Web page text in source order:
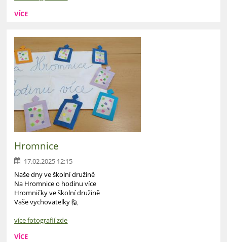
VÍCE
Hromnice
17.02.2025 12:15
Naše dny ve školní družině
Na Hromnice o hodinu více
Hromničky ve školní družině
Vaše vychovatelky 🙋
více fotografií zde
VÍCE